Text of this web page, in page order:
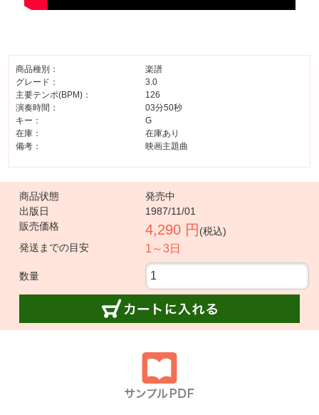
商品種別：
楽譜
グレード：
3.0
主要テンポ(BPM)：
126
演奏時間：
03分50秒
キー：
G
在庫：
在庫あり
備考：
映画主題曲
商品状態
発売中
出版日
1987/11/01
販売価格
4,290 円 (税込)
発送までの目安
1～3日
数量